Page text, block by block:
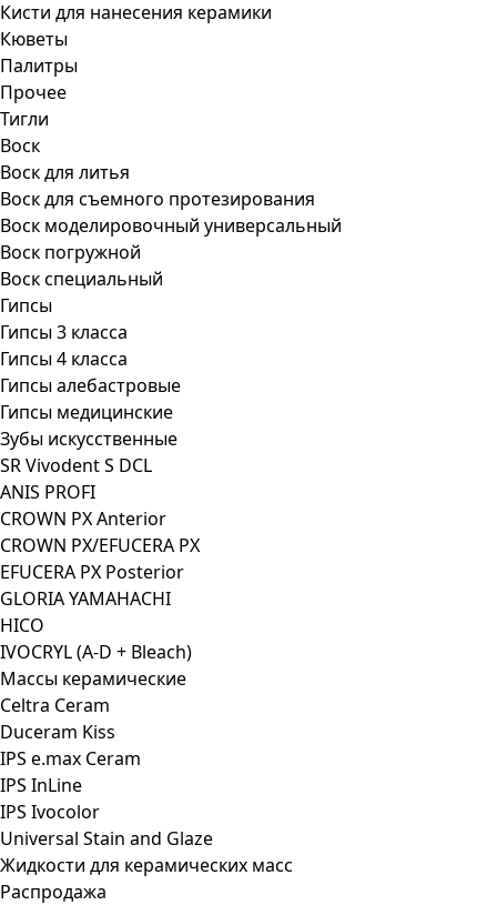
Кисти для нанесения керамики
Кюветы
Палитры
Прочее
Тигли
Воск
Воск для литья
Воск для съемного протезирования
Воск моделировочный универсальный
Воск погружной
Воск специальный
Гипсы
Гипсы 3 класса
Гипсы 4 класса
Гипсы алебастровые
Гипсы медицинские
Зубы искусственные
SR Vivodent S DCL
ANIS PROFI
CROWN PX Anterior
CROWN PX/EFUCERA PX
EFUCERA PX Posterior
GLORIA YAMAHACHI
HICO
IVOCRYL (A-D + Bleach)
Массы керамические
Celtra Ceram
Duceram Kiss
IPS e.max Ceram
IPS InLine
IPS Ivocolor
Universal Stain and Glaze
Жидкости для керамических масс
Распродажа